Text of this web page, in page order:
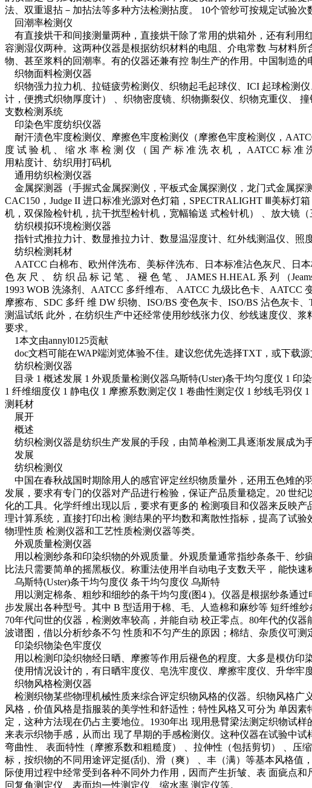
法、双重退拈－加拈法等多种方法检测拈度。 10个管纱可按规定试验次
回潮率检测仪
有直接烘干和间接测量两种，直接烘干除了常用的烘箱外，还有利用
容测湿仪两种。这两种仪器是根据纺织材料的电阻、介电常数 与材料
物、甚至浆料的回潮率。有的仪器还兼有控 制生产的作用。中国制造
织物面料检测仪器
织物强力拉力机、拉链疲劳检测仪、织物起毛起球仪、ICI 起球检测
计，便携式织物厚度计） 、织物密度镜、织物撕裂仪、织物克重仪、
支数检测系统
印染色牢度纺织仪器
耐汗渍色牢度检测仪、摩擦色牢度检测仪（摩擦色牢度检测仪，
度 试 验 机 、 缩 水 率 检 测 仪 （ 国 产 标 准 洗 衣 机 ， AATCC 标 准
用粘度计、纺织用打码机
通用纺织检测仪器
金属探测器（手握式金属探测仪，平板式金属探测仪，龙门式金属探
CAC150，Judge II 进口标准光源对色灯箱，SPECTRALIGHT Ⅲ美标灯
机，双保险检针机，抗干扰型检针机，宽幅输送 式检针机） 、放大镜（
纺织模拟环境检测仪器
指针式推拉力计、数显推拉力计、数显温湿度计、红外线测温仪、照
纺织检测耗材
AATCC 白棉布、欧州伴洗布、美标伴洗布、日本标准沾色灰尺、日
色 灰 尺 、 纺 织 品 标 记 笔 、 褪 色 笔 、 JAMES H.HEAL 系 列 （
1993 WOB 洗涤剂、AATCC 多纤维布、 AATCC 九级比色卡、AATCC
摩擦布、SDC 多纤 维 DW 织物、ISO/BS 变色灰卡、ISO/BS 沾色灰卡
测温试纸 此外，在纺织生产中还经常使用纱线张力仪、纱线速度仪、
要求。
1本文由annyl0125贡献
doc文档可能在WAP端浏览体验不佳。建议您优先选择TXT，或下载源
纺织检测仪器
目录 1 概述发展 1 外观质量检测仪器乌斯特(Uster)条干均匀度仪 1 印
1 纤维细度仪 1 静电仪 1 摩擦系数测定仪 1 卷曲性测定仪 1 纱线毛羽
测耗材
展开
概述
纺织检测仪器是纺织生产发展的手段，由简单检测工具逐渐发展成为
发展
纺织检测仪
中国在春秋战国时期除用人的感官评定丝织物质量外，还用五色雉的
发展，要求有专门的仪器对产品进行检验，保证产品质量稳定。20 世
化的工具。化学纤维出现以后，要求有更多的 检测项目和仪器来反映
理计算系统，直接打印出检 测结果的平均数和离散性指标，提高了试
物理性质 检测仪器和工艺性质检测仪器等类。
外观质量检测仪器
用以检测纱条和印染织物的外观质量。外观质量通常指纱条条干、纱
比法只需要简单的摇黑板仪。称重法使用半自动电子支数天平， 能快
乌斯特(Uster)条干均匀度仪 条干均匀度仪 乌斯特
用以测定棉条、粗纱和细纱的条干均匀度(图4 )。仪器是根据纱条通
步发展出各种型号。其中 B 型适用于棉、毛、人造棉和麻纱等 短纤维
70年代问世的仪器，检测效率较高，并能自动 校正零点。80年代的仪
波谱图，借以分析纱条不匀 性质和不匀产生的原因；棉结、杂质仪可
印染织物染色牢度仪
用以检测印染织物经日晒、摩擦等作用后褪色的程度。大多是模仿印
使用情况设计的，有日晒牢度仪、皂洗牢度仪、摩擦牢度仪、升华牢
织物风格检测仪器
检测织物某些物理机械性质来综合评定织物风格的仪器。织物风格广
风格，价值风格是指服装的美学性和舒适性；特性风格又可分为 单因
定，这种方法现在仍占主要地位。1930年出 现用悬臂梁法测定织物试
来表示织物手感，从而出 现了早期的手感检测仪。这种仪器在试验中
弯曲性、 表面特性（摩擦系数和粗糙度） 、拉伸性（包括剪切） 、压
标，按织物的不同用途评定挺(刮)、滑（爽） 、丰（满）等基本风格
际使用过程中经常受到各种不同外力作用，因而产生折皱、表 面疵点
回复角测定仪、表面均一性测定仪、缩水率 测定仪等。